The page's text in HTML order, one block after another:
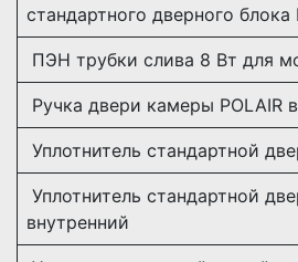
стандартного дверного блока
ПЭН трубки слива 8 Вт для
Ручка двери камеры POLAIR
Уплотнитель стандартной
Уплотнитель стандартной
внутренний